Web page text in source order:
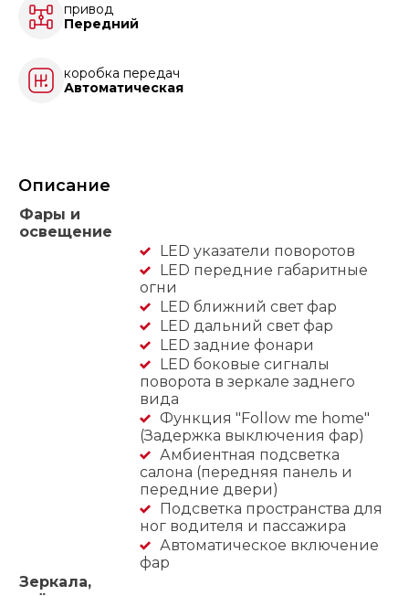
привод
Передний
коробка передач
Автоматическая
Описание
Фары и
освещение
LED указатели поворотов
LED передние габаритные
огни
LED ближний свет фар
LED дальний свет фар
LED задние фонари
LED боковые сигналы
поворота в зеркале заднего
вида
Функция "Follow me home"
(Задержка выключения фар)
Амбиентная подсветка
салона (передняя панель и
передние двери)
Подсветка пространства для
ног водителя и пассажира
Автоматическое включение
фар
Зеркала,